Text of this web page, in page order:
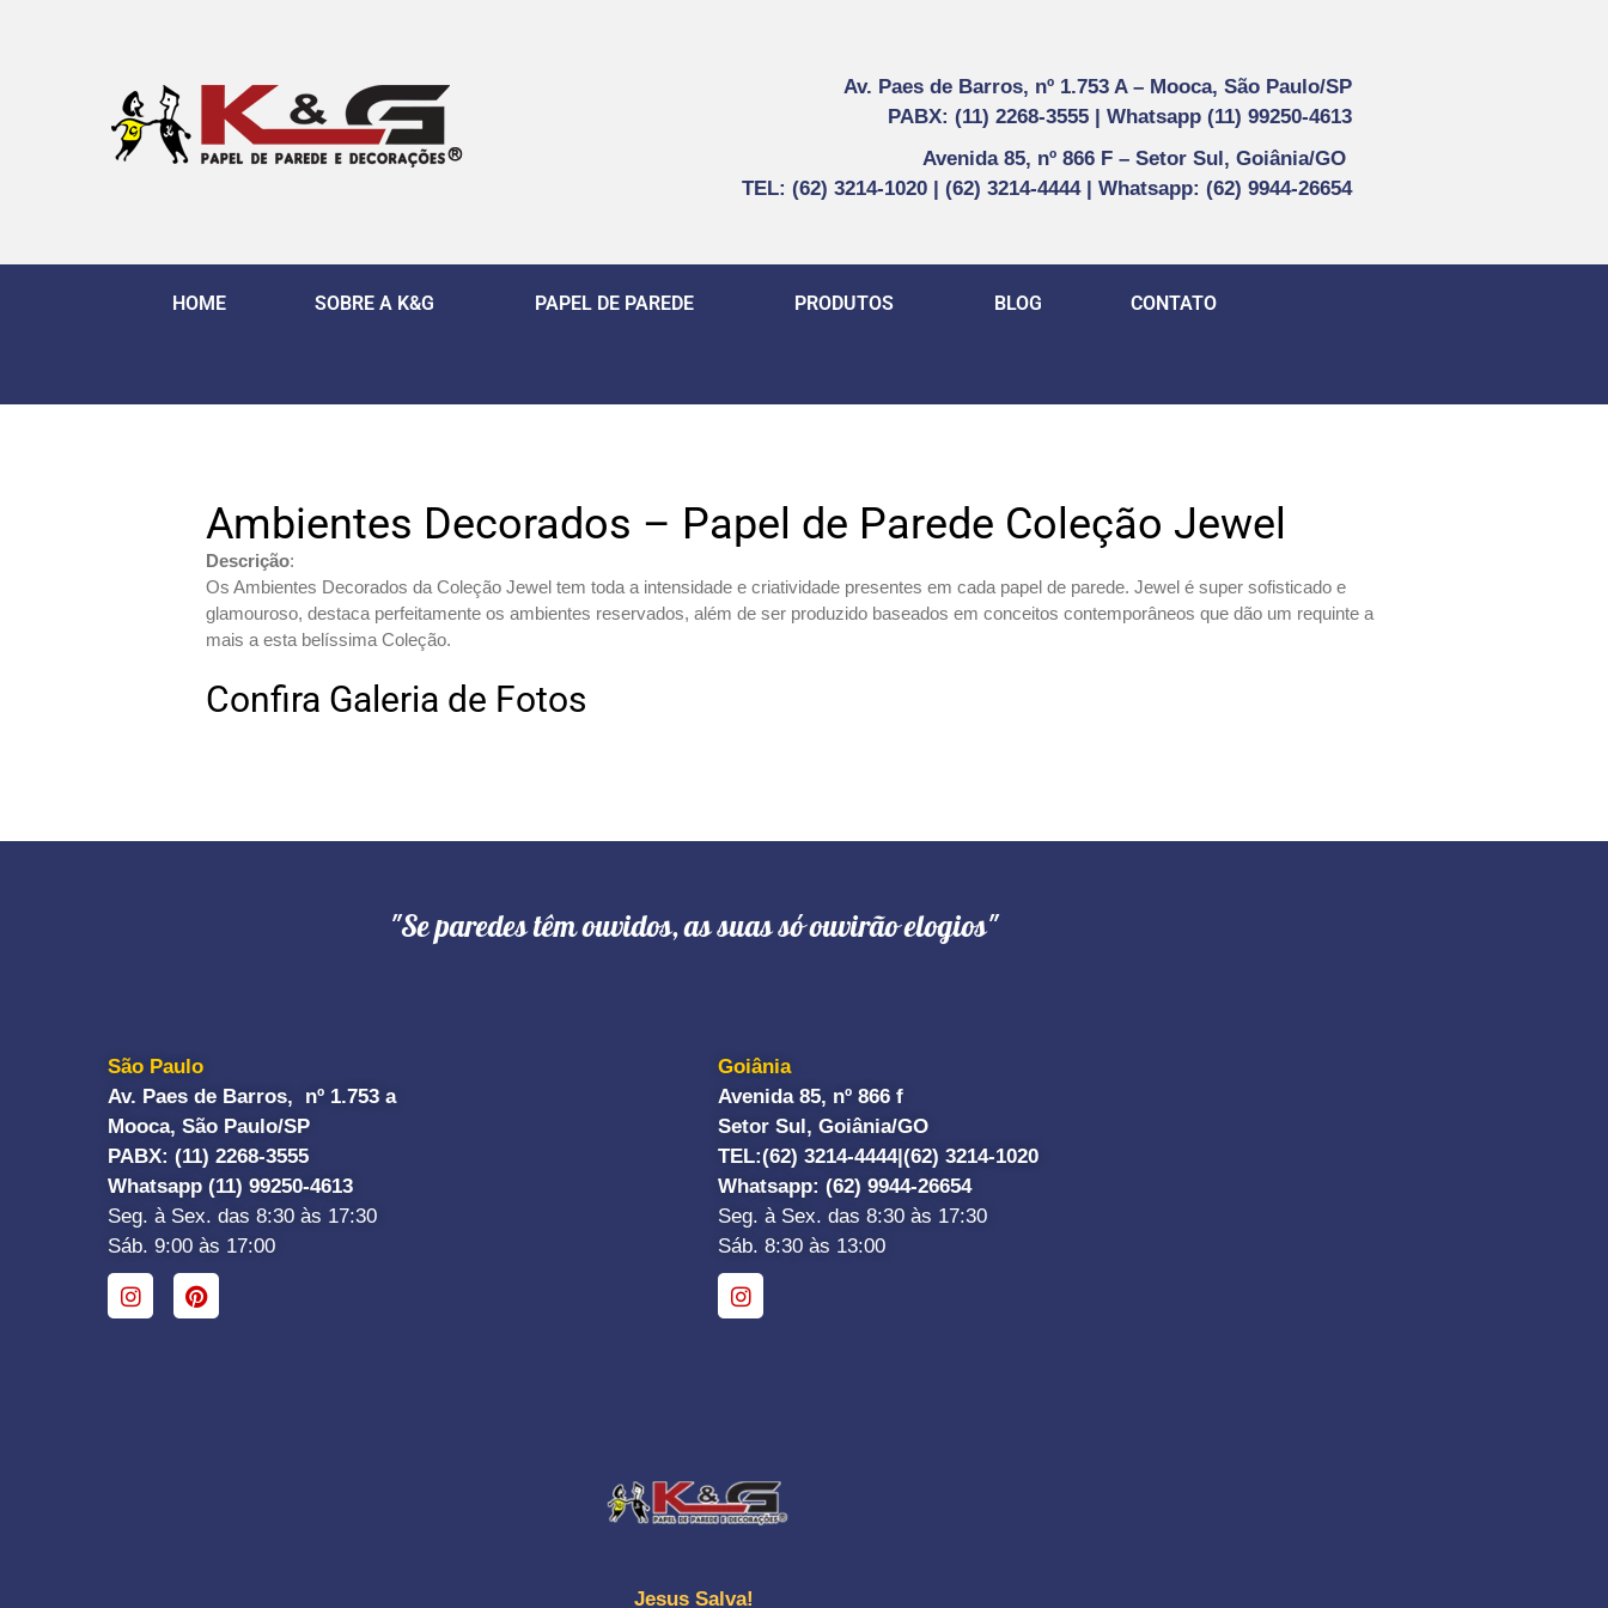
Av. Paes de Barros, nº 1.753 A – Mooca, São Paulo/SP
PABX: (11) 2268-3555 | Whatsapp (11) 99250-4613
Avenida 85, nº 866 F – Setor Sul, Goiânia/GO
TEL: (62) 3214-1020 | (62) 3214-4444 | Whatsapp: (62) 9944-26654
HOME SOBRE A K&G PAPEL DE PAREDE PRODUTOS BLOG CONTATO
Ambientes Decorados – Papel de Parede Coleção Jewel
Descrição:
Os Ambientes Decorados da Coleção Jewel tem toda a intensidade e criatividade presentes em cada papel de parede. Jewel é super sofisticado e
glamouroso, destaca perfeitamente os ambientes reservados, além de ser produzido baseados em conceitos contemporâneos que dão um requinte a
mais a esta belíssima Coleção.
Confira Galeria de Fotos
"Se paredes têm ouvidos, as suas só ouvirão elogios"
São Paulo
Av. Paes de Barros, nº 1.753 a
Mooca, São Paulo/SP
PABX: (11) 2268-3555
Whatsapp (11) 99250-4613
Seg. à Sex. das 8:30 às 17:30
Sáb. 9:00 às 17:00
Goiânia
Avenida 85, nº 866 f
Setor Sul, Goiânia/GO
TEL:(62) 3214-4444| (62) 3214-1020
Whatsapp: (62) 9944-26654
Seg. à Sex. das 8:30 às 17:30
Sáb. 8:30 às 13:00
Jesus Salva!